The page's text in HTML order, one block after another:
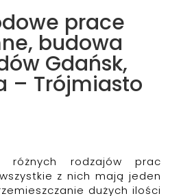
prace
budowa
Gdańsk,
– Trójmiasto
różnych rodzajów prac
z nich mają jeden
dużych ilości